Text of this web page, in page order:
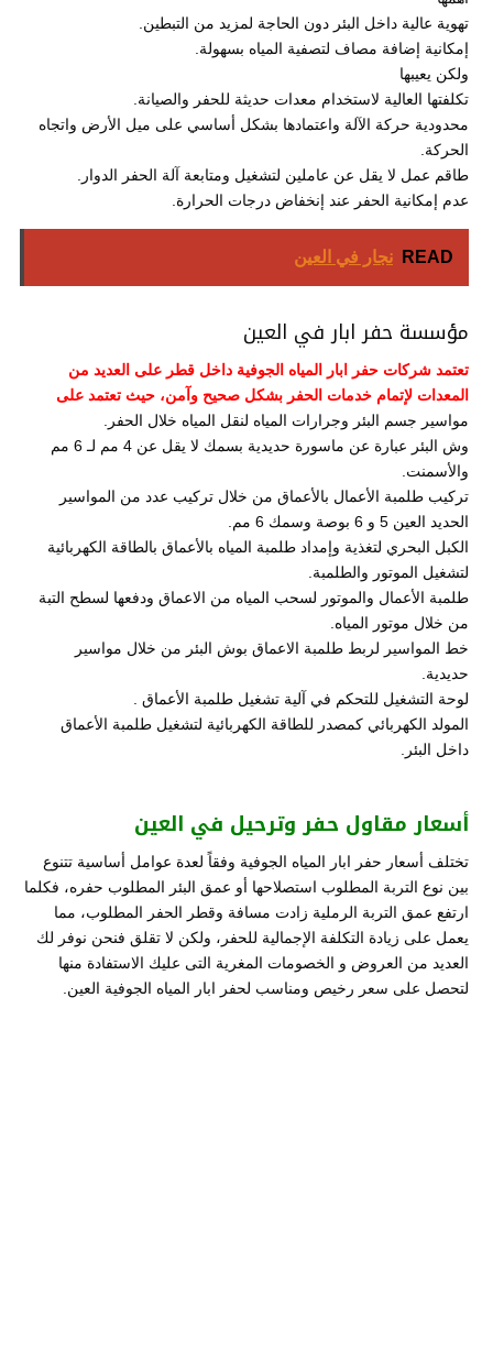
تهوية عالية داخل البئر دون الحاجة لمزيد من التبطين.
إمكانية إضافة مصاف لتصفية المياه بسهولة.
ولكن يعيبها
تكلفتها العالية لاستخدام معدات حديثة للحفر والصيانة.
محدودية حركة الآلة واعتمادها بشكل أساسي على ميل الأرض واتجاه
الحركة.
طاقم عمل لا يقل عن عاملين لتشغيل ومتابعة آلة الحفر الدوار.
عدم إمكانية الحفر عند إنخفاض درجات الحرارة.
READ نجار في العين
مؤسسة حفر ابار في العين
تعتمد شركات حفر ابار المياه الجوفية داخل قطر على العديد من
المعدات لإتمام خدمات الحفر بشكل صحيح وآمن، حيث تعتمد على
مواسير جسم البئر وجرارات المياه لنقل المياه خلال الحفر.
وش البئر عبارة عن ماسورة حديدية بسمك لا يقل عن 4 مم لـ 6 مم
والأسمنت.
تركيب طلمبة الأعمال بالأعماق من خلال تركيب عدد من المواسير
الحديد العين 5 و 6 بوصة وسمك 6 مم.
الكبل البحري لتغذية وإمداد طلمبة المياه بالأعماق بالطاقة الكهربائية
لتشغيل الموتور والطلمبة.
طلمبة الأعمال والموتور لسحب المياه من الاعماق ودفعها لسطح التبة
من خلال موتور المياه.
خط المواسير لربط طلمبة الاعماق بوش البئر من خلال مواسير
حديدية.
لوحة التشغيل للتحكم في آلية تشغيل طلمبة الأعماق .
المولد الكهربائي كمصدر للطاقة الكهربائية لتشغيل طلمبة الأعماق
داخل البئر.
أسعار مقاول حفر وترحيل في العين
تختلف أسعار حفر ابار المياه الجوفية وفقاً لعدة عوامل أساسية تتنوع
بين نوع التربة المطلوب استصلاحها أو عمق البئر المطلوب حفره، فكلما
ارتفع عمق التربة الرملية زادت مسافة وقطر الحفر المطلوب، مما
يعمل على زيادة التكلفة الإجمالية للحفر، ولكن لا تقلق فنحن نوفر لك
العديد من العروض و الخصومات المغرية التى عليك الاستفادة منها
لتحصل على سعر رخيص ومناسب لحفر ابار المياه الجوفية العين.